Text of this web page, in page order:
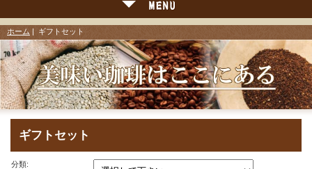
ホーム | ギフトセット
ギフトセット
分類: